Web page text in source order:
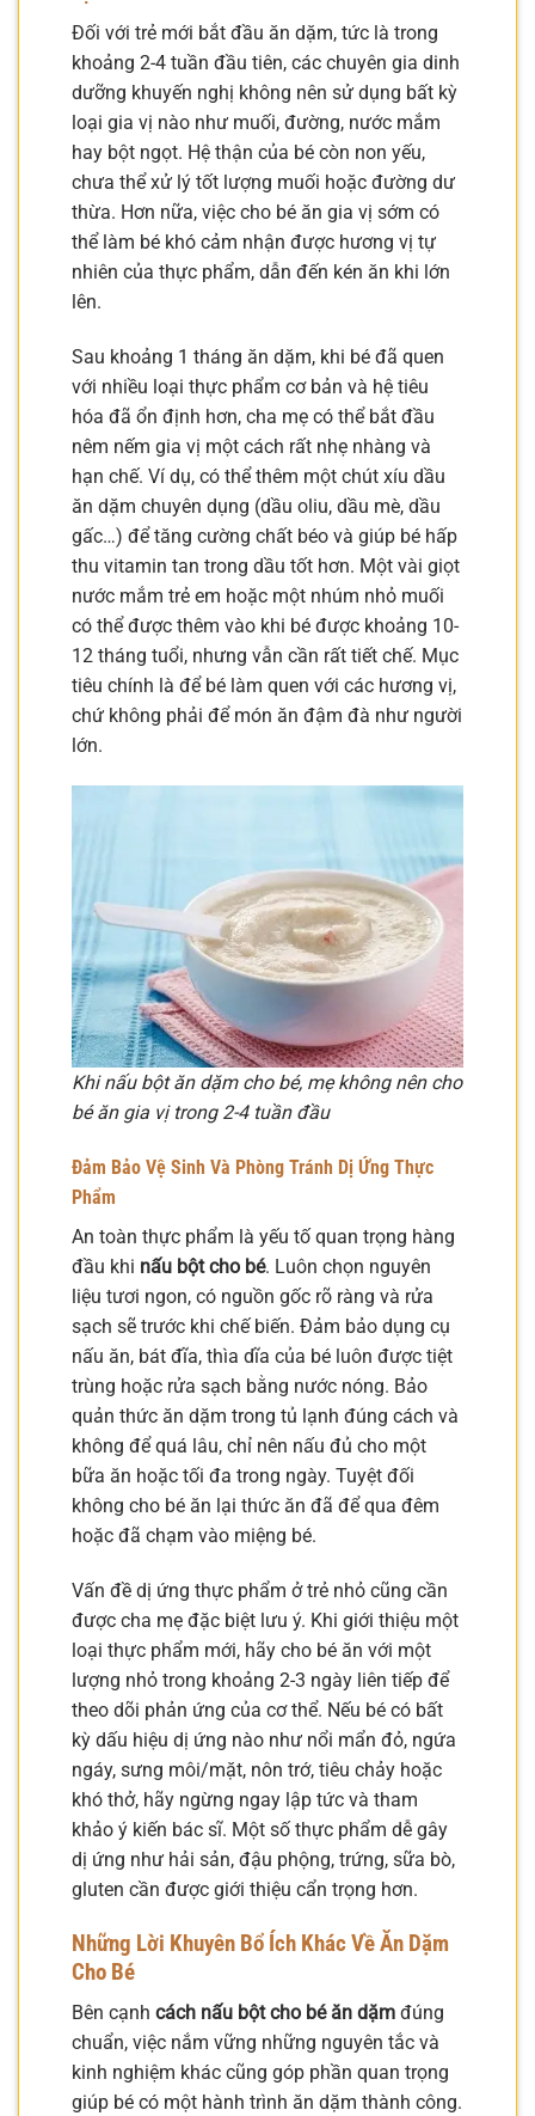
Đối với trẻ mới bắt đầu ăn dặm, tức là trong
khoảng 2-4 tuần đầu tiên, các chuyên gia dinh
dưỡng khuyến nghị không nên sử dụng bất kỳ
loại gia vị nào như muối, đường, nước mắm
hay bột ngọt. Hệ thận của bé còn non yếu,
chưa thể xử lý tốt lượng muối hoặc đường dư
thừa. Hơn nữa, việc cho bé ăn gia vị sớm có
thể làm bé khó cảm nhận được hương vị tự
nhiên của thực phẩm, dẫn đến kén ăn khi lớn
lên.
Sau khoảng 1 tháng ăn dặm, khi bé đã quen
với nhiều loại thực phẩm cơ bản và hệ tiêu
hóa đã ổn định hơn, cha mẹ có thể bắt đầu
nêm nếm gia vị một cách rất nhẹ nhàng và
hạn chế. Ví dụ, có thể thêm một chút xíu dầu
ăn dặm chuyên dụng (dầu oliu, dầu mè, dầu
gấc…) để tăng cường chất béo và giúp bé hấp
thu vitamin tan trong dầu tốt hơn. Một vài giọt
nước mắm trẻ em hoặc một nhúm nhỏ muối
có thể được thêm vào khi bé được khoảng 10-
12 tháng tuổi, nhưng vẫn cần rất tiết chế. Mục
tiêu chính là để bé làm quen với các hương vị,
chứ không phải để món ăn đậm đà như người
lớn.
Khi nấu bột ăn dặm cho bé, mẹ không nên cho
bé ăn gia vị trong 2-4 tuần đầu
Đảm Bảo Vệ Sinh Và Phòng Tránh Dị Ứng Thực
Phẩm
An toàn thực phẩm là yếu tố quan trọng hàng
đầu khi nấu bột cho bé. Luôn chọn nguyên
liệu tươi ngon, có nguồn gốc rõ ràng và rửa
sạch sẽ trước khi chế biến. Đảm bảo dụng cụ
nấu ăn, bát đĩa, thìa dĩa của bé luôn được tiệt
trùng hoặc rửa sạch bằng nước nóng. Bảo
quản thức ăn dặm trong tủ lạnh đúng cách và
không để quá lâu, chỉ nên nấu đủ cho một
bữa ăn hoặc tối đa trong ngày. Tuyệt đối
không cho bé ăn lại thức ăn đã để qua đêm
hoặc đã chạm vào miệng bé.
Vấn đề dị ứng thực phẩm ở trẻ nhỏ cũng cần
được cha mẹ đặc biệt lưu ý. Khi giới thiệu một
loại thực phẩm mới, hãy cho bé ăn với một
lượng nhỏ trong khoảng 2-3 ngày liên tiếp để
theo dõi phản ứng của cơ thể. Nếu bé có bất
kỳ dấu hiệu dị ứng nào như nổi mẩn đỏ, ngứa
ngáy, sưng môi/mặt, nôn trớ, tiêu chảy hoặc
khó thở, hãy ngừng ngay lập tức và tham
khảo ý kiến bác sĩ. Một số thực phẩm dễ gây
dị ứng như hải sản, đậu phộng, trứng, sữa bò,
gluten cần được giới thiệu cẩn trọng hơn.
Những Lời Khuyên Bổ Ích Khác VềĂn Dặm
Cho Bé
Bên cạnh cách nấu bột cho bé ăn dặm đúng
chuẩn, việc nắm vững những nguyên tắc và
kinh nghiệm khác cũng góp phần quan trọng
giúp bé có một hành trình ăn dặm thành công.